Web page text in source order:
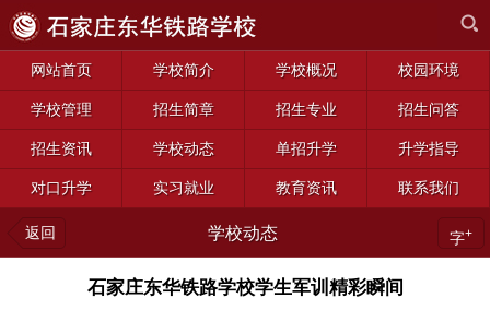
网站首页 学校简介 学校概况 校园环境
学校管理 招生简章 招生专业 招生问答
招生资讯 学校动态 单招升学 升学指导
对口升学 实习就业 教育资讯 联系我们
返回 学校动态 字+
石家庄东华铁路学校学生军训精彩瞬间